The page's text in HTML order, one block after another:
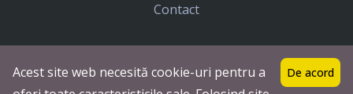
Contact
Icar Tours © 2023
Acest site web necesită cookie-uri pentru a
De acord